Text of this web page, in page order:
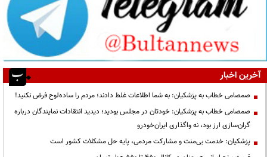
آخرین اخبار
صمصامی خطاب به پزشکیان: به شما اطلاعات غلط دادند؛ مردم را ساده‌لوح فرض نکنید!
صمصامی خطاب به پزشکیان: خودتان در مجلس بودید؛ دیدید انتقادات نمایندگان درباره
گران‌سازی ارز بود، نه واگذاری ایران‌خودرو
پزشکیان: خدمت بی‌منت و مشارکت مردمی، پایه حل مشکلات کشور است